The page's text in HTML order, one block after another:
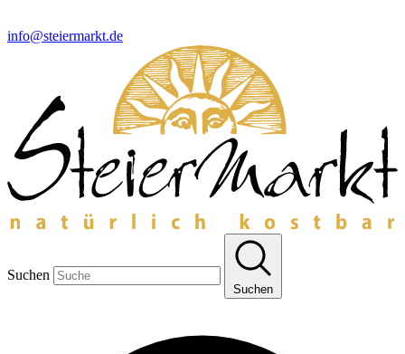
info@steiermarkt.de
Suchen
Suchen